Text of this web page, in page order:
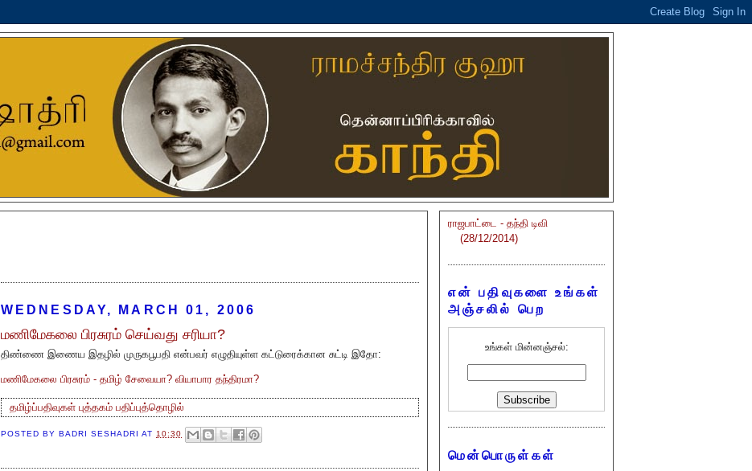
WEDNESDAY, MARCH 01, 2006
மணிமேகலை பிரசுரம் செய்வது சரியா?
திண்ணை இணைய இதழில் முருகபூபதி என்பவர் எழுதியுள்ள கட்டுரைக்கான சுட்டி இதோ:
மணிமேகலை பிரசுரம் - தமிழ் சேவையா? வியாபார தந்திரமா?
தமிழ்ப்பதிவுகள் புத்தகம் பதிப்புத்தொழில்
POSTED BY BADRI SESHADRI AT10:30
ராஜபாட்டை - தந்தி டிவி
(28/12/2014)
என் பதிவுகளை உங்கள்
அஞ்சலில் பெற
உங்கள் மின்னஞ்சல்:
மென்பொருள்கள்